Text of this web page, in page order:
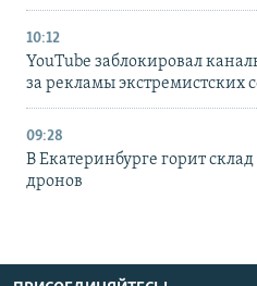
10:12
YouTube заблокировал
за рекламы экстремистских
09:28
В Екатеринбурге горит
дронов